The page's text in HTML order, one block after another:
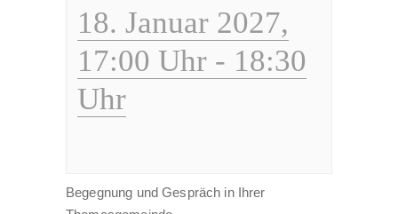
18. Januar 2027,
17:00 Uhr - 18:30
Uhr
Begegnung und Gespräch in Ihrer